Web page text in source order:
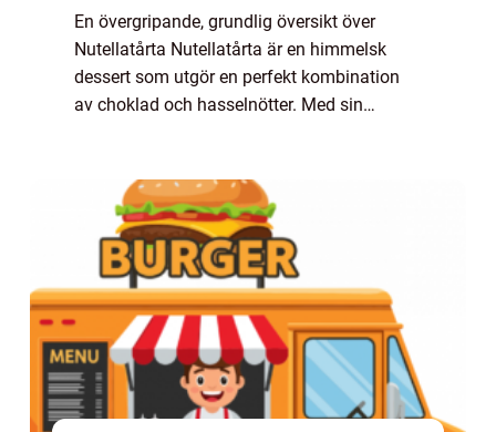
En övergripande, grundlig översikt över
Nutellatårta Nutellatårta är en himmelsk
dessert som utgör en perfekt kombination
av choklad och hasselnötter. Med sin